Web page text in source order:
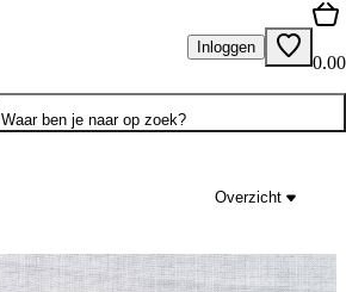
Inloggen
0.00
Waar ben je naar op zoek?
Overzicht